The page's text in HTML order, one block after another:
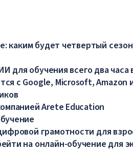
каким будет четвертый сезон
для обучения всего два часа
с Google, Microsoft, Amazon
Arete Education
грамотности для
на онлайн-обучение для